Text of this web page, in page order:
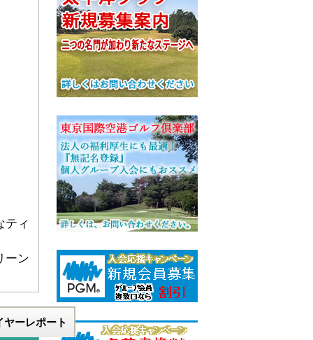
ティ
ーン
ヤーレポート